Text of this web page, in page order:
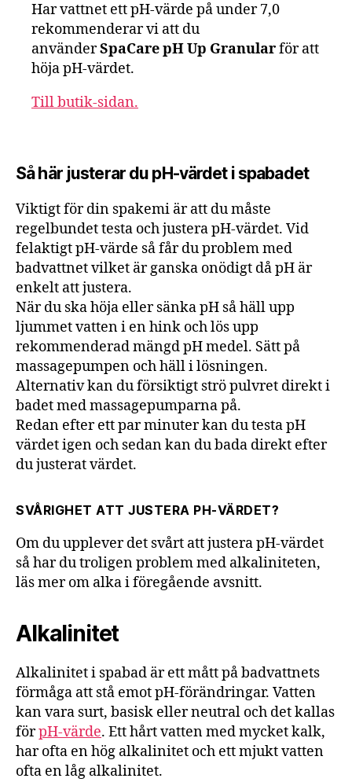
Har vattnet ett pH-värde på under 7,0
rekommenderar vi att du
använderSpaCare pH Up Granularför att
höja pH-värdet.
Till butik-sidan.
Så här justerar du pH-värdet i spabadet
Viktigt för din spakemi är att du måste
regelbundet testa och justera pH-värdet. Vid
felaktigt pH-värde så får du problem med
badvattnet vilket är ganska onödigt då pH är
enkelt att justera.
När du ska höja eller sänka pH så häll upp
ljummet vatten i en hink och lös upp
rekommenderad mängd pH medel. Sätt på
massagepumpen och häll i lösningen.
Alternativ kan du försiktigt strö pulvret direkt i
badet med massagepumparna på.
Redan efter ett par minuter kan du testa pH
värdet igen och sedan kan du bada direkt efter
du justerat värdet.
SVÅRIGHET ATT JUSTERA PH-VÄRDET?
Om du upplever det svårt att justera pH-värdet
så har du troligen problem med alkaliniteten,
läs mer om alka i föregående avsnitt.
Alkalinitet
Alkalinitet i spabad är ett mått på badvattnets
förmåga att stå emot pH-förändringar. Vatten
kan vara surt, basisk eller neutral och det kallas
förpH-värde. Ett hårt vatten med mycket kalk,
har ofta en hög alkalinitet och ett mjukt vatten
ofta en låg alkalinitet.